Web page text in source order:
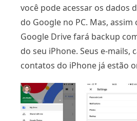
você pode acessar os dados
do Google no PC. Mas, assim
Google Drive fará backup
do seu iPhone. Seus e-mails,
contatos do iPhone já estão